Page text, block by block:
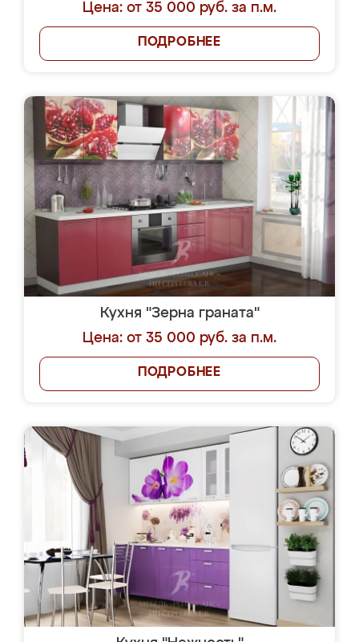
Цена: от 35 000 руб. за п.м.
ПОДРОБНЕЕ
Кухня "Зерна граната"
Цена: от 35 000 руб. за п.м.
ПОДРОБНЕЕ